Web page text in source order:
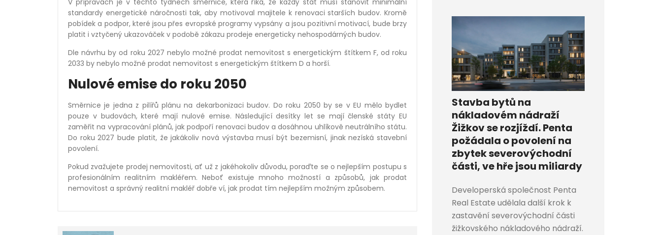
V přípravách je v těchto týdnech směrnice, která říká, že každý stát musí stanovit minimální
standardy energetické náročnosti tak, aby motivoval majitele k renovaci starších budov. Kromě
pobídek a podpor, které jsou přes evropské programy vypsány a jsou pozitivní motivací, bude brzy
platit i vztyčený ukazováček v podobě zákazu prodeje energeticky nehospodárných budov.
Dle návrhu by od roku 2027 nebylo možné prodat nemovitost s energetickým štítkem F, od roku
2033 by nebylo možné prodat nemovitost s energetickým štítkem D a horší.
Nulové emise do roku 2050
Směrnice je jedna z pilířů plánu na dekarbonizaci budov. Do roku 2050 by se v EU mělo bydlet
pouze v budovách, které mají nulové emise. Následující desítky let se mají členské státy EU
zaměřit na vypracování plánů, jak podpoří renovaci budov a dosáhnou uhlíkově neutrálního státu.
Do roku 2027 bude platit, že jakákoliv nová výstavba musí být bezemisní, jinak nezíská stavební
povolení.
Pokud zvažujete prodej nemovitosti, ať už z jakéhokoliv důvodu, poraďte se o nejlepším postupu s
profesionálním realitním makléřem. Neboť existuje mnoho možností a způsobů, jak prodat
nemovitost a správný realitní makléř dobře ví, jak prodat tím nejlepším možným způsobem.
Stavba bytů na
nákladovém nádraží
Žižkov se rozjíždí. Penta
požádala o povolení na
zbytek severovýchodní
části, ve hře jsou miliardy
Developerská společnost Penta
Real Estate udělala další krok k
zastavění severovýchodní části
žižkovského nákladového nádraží.